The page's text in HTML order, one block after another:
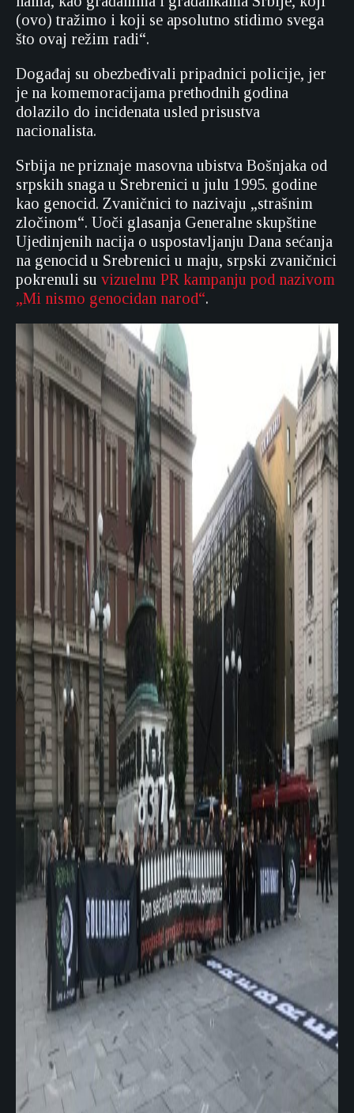
(ovo) tražimo i koji se apsolutno stidimo svega
što ovaj režim radi“.
Događaj su obezbeđivali pripadnici policije, jer
je na komemoracijama prethodnih godina
dolazilo do incidenata usled prisustva
nacionalista.
Srbija ne priznaje masovna ubistva Bošnjaka od
srpskih snaga u Srebrenici u julu 1995. godine
kao genocid. Zvaničnici to nazivaju „strašnim
zločinom“. Uoči glasanja Generalne skupštine
Ujedinjenih nacija o uspostavljanju Dana sećanja
na genocid u Srebrenici u maju, srpski zvaničnici
pokrenuli su vizuelnu PR kampanju pod nazivom
„Mi nismo genocidan narod“.